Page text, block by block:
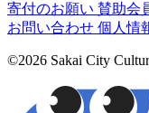
寄付のお願い 賛助会
お問い合わせ 個人情
©2026 Sakai City